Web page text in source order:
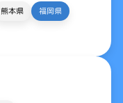
熊本県 福岡県